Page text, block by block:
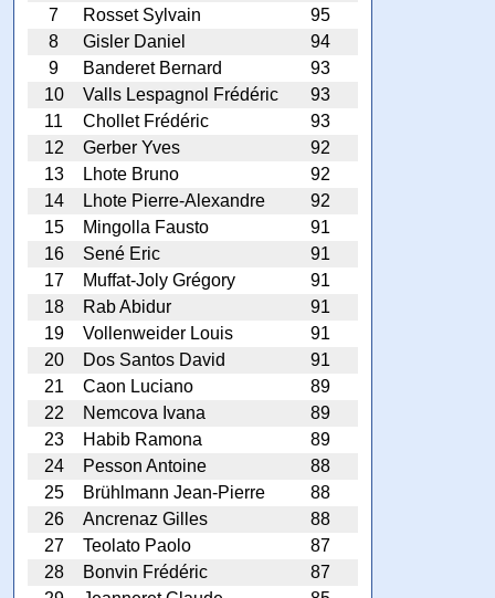
7
Rosset Sylvain
95
8
Gisler Daniel
94
9
Banderet Bernard
93
10
Valls Lespagnol Frédéric
93
11
Chollet Frédéric
93
12
Gerber Yves
92
13
Lhote Bruno
92
14
Lhote Pierre-Alexandre
92
15
Mingolla Fausto
91
16
Sené Eric
91
17
Muffat-Joly Grégory
91
18
Rab Abidur
91
19
Vollenweider Louis
91
20
Dos Santos David
91
21
Caon Luciano
89
22
Nemcova Ivana
89
23
Habib Ramona
89
24
Pesson Antoine
88
25
Brühlmann Jean-Pierre
88
26
Ancrenaz Gilles
88
27
Teolato Paolo
87
28
Bonvin Frédéric
87